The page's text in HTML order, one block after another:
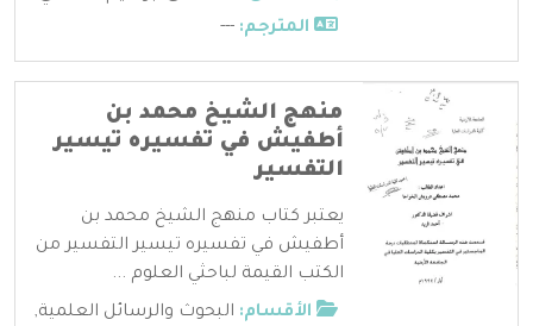
المترجم: ---
منهج الشيخ محمد بن
أطفيش في تفسيره تيسير
التفسير
يعتبر كتاب منهج الشيخ محمد بن
أطفيش في تفسيره تيسير التفسير من
الكتب القيمة لباحثي العلوم ...
الأقسام: البحوث والرسائل العلمية,